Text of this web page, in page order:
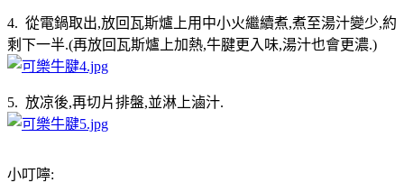
4. 從電鍋取出,放回瓦斯爐上用中小火繼續煮,煮至湯汁變少,約
剩下一半.(再放回瓦斯爐上加熱,牛腱更入味,湯汁也會更濃.)
5. 放凉後,再切片排盤,並淋上滷汁.
小叮嚀: